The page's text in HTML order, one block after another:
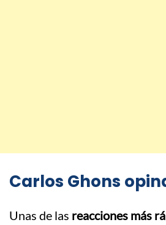
Carlos Ghons
Unas de las reacciones más